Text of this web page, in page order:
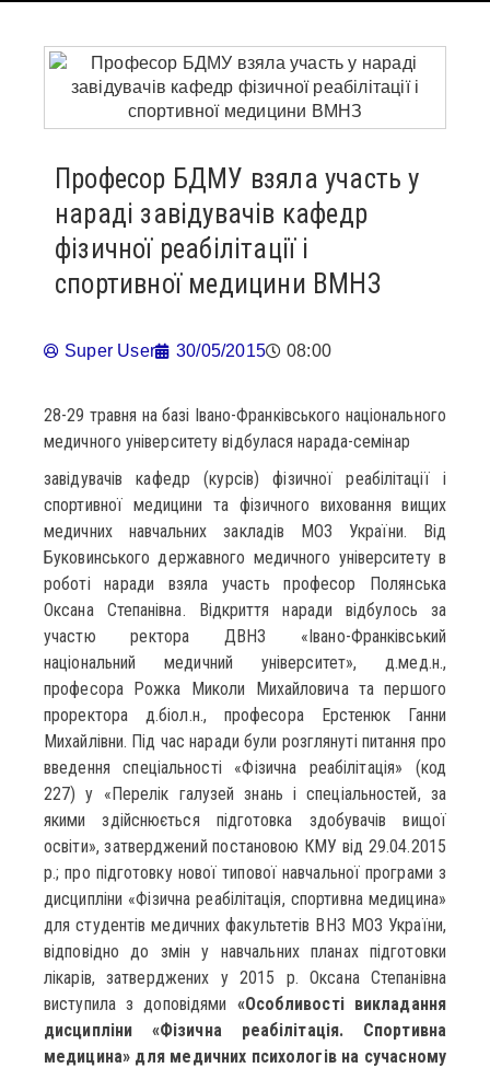
Професор БДМУ взяла участь у
нараді завідувачів кафедр
фізичної реабілітації і
спортивної медицини ВМНЗ
Super User 30/05/2015 08:00
28-29 травня на базі Івано-Франківського національного
медичного університету відбулася нарада-семінар
завідувачів кафедр (курсів) фізичної реабілітації і
спортивної медицини та фізичного виховання вищих
медичних навчальних закладів МОЗ України. Від
Буковинського державного медичного університету в
роботі наради взяла участь професор Полянська
Оксана Степанівна. Відкриття наради відбулось за
участю ректора ДВНЗ «Івано-Франківський
національний медичний університет», д.мед.н.,
професора Рожка Миколи Михайловича та першого
проректора д.біол.н., професора Ерстенюк Ганни
Михайлівни. Під час наради були розглянуті питання про
введення спеціальності «Фізична реабілітація» (код
227) у «Перелік галузей знань і спеціальностей, за
якими здійснюється підготовка здобувачів вищої
освіти», затверджений постановою КМУ від 29.04.2015
р.; про підготовку нової типової навчальної програми з
дисципліни «Фізична реабілітація, спортивна медицина»
для студентів медичних факультетів ВНЗ МОЗ України,
відповідно до змін у навчальних планах підготовки
лікарів, затверджених у 2015 р. Оксана Степанівна
виступила з доповідями «Особливості викладання
дисципліни «Фізична реабілітація. Спортивна
медицина» для медичних психологів на сучасному